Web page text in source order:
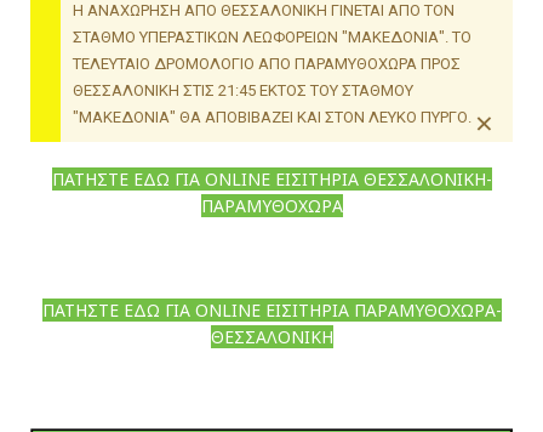
Η ΑΝΑΧΩΡΗΣΗ ΑΠΟ ΘΕΣΣΑΛΟΝΙΚΗ ΓΙΝΕΤΑΙ ΑΠΟ ΤΟΝ
ΣΤΑΘΜΟ ΥΠΕΡΑΣΤΙΚΩΝ ΛΕΩΦΟΡΕΙΩΝ "ΜΑΚΕΔΟΝΙΑ". ΤΟ
ΤΕΛΕΥΤΑΙΟ ΔΡΟΜΟΛΟΓΙΟ ΑΠΟ ΠΑΡΑΜΥΘΟΧΩΡΑ ΠΡΟΣ
ΘΕΣΣΑΛΟΝΙΚΗ ΣΤΙΣ 21:45 ΕΚΤΟΣ ΤΟΥ ΣΤΑΘΜΟΥ
"ΜΑΚΕΔΟΝΙΑ" ΘΑ ΑΠΟΒΙΒΑΖΕΙ ΚΑΙ ΣΤΟΝ ΛΕΥΚΟ ΠΥΡΓΟ. ×
ΠΑΤΗΣΤΕ ΕΔΩ ΓΙΑ ONLINE ΕΙΣΙΤΗΡΙΑ ΘΕΣΣΑΛΟΝΙΚΗ-
ΠΑΡΑΜΥΘΟΧΩΡΑ
ΠΑΤΗΣΤΕ ΕΔΩ ΓΙΑ ONLINE ΕΙΣΙΤΗΡΙΑ ΠΑΡΑΜΥΘΟΧΩΡΑ-
ΘΕΣΣΑΛΟΝΙΚΗ